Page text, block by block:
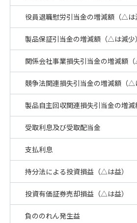
役員退職慰労引当金の増減額（△は
製品保証引当金の増減額（△は減少）
関係会社事業損失引当金の増減額（
競争法関連損失引当金の増減額（△
製品自主回収関連損失引当金の増減
受取利息及び受取配当金
支払利息
持分法による投資損益（△は益）
投資有価証券売却損益（△は益）
負ののれん発生益